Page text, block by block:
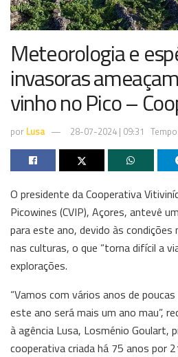
Meteorologia e
invasoras
vinho no Pico –
por Lusa 28-07-2024 | 09:31
O presidente da Cooperativa
Picowines (CVIP), Açores, antevê
para este ano, devido às
nas culturas, o que “torna difícil a
explorações.
“Vamos com vários anos de
este ano será mais um ano mau”,
à agência Lusa, Losménio Goulart,
cooperativa criada há 75 anos por